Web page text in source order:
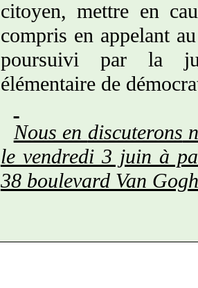
citoyen, mettre en
compris en appelant
poursuivi par la
élémentaire de
Nous en discuterons
le vendredi 3 juin à
38 boulevard Van